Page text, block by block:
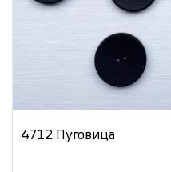
4712 Пуговица